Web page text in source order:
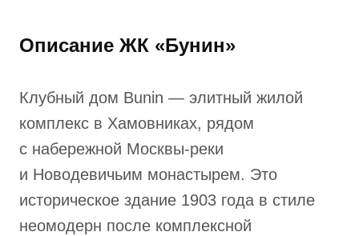
Описание ЖК «Бунин»
Клубный дом Bunin — элитный жилой
комплекс в Хамовниках, рядом
с набережной Москвы-реки
и Новодевичьим монастырем. Это
историческое здание 1903 года в стиле
неомодерн после комплексной